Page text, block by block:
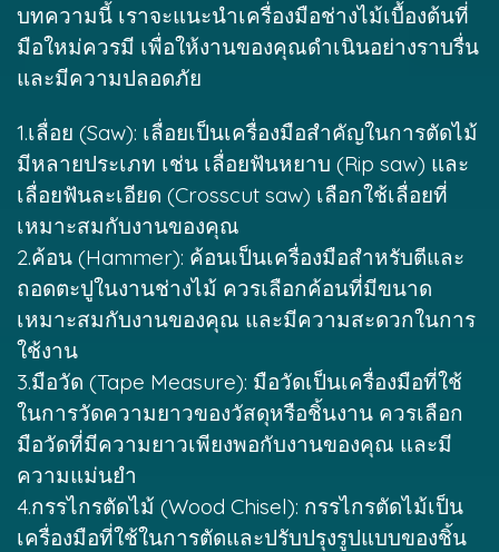
บทความนี้ เราจะแนะนำเครื่องมือช่างไม้เบื้องต้นที่
มือใหม่ควรมี เพื่อให้งานของคุณดำเนินอย่างราบรื่น
และมีความปลอดภัย
1.เลื่อย (Saw): เลื่อยเป็นเครื่องมือสำคัญในการตัดไม้
มีหลายประเภท เช่น เลื่อยฟันหยาบ (Rip saw) และ
เลื่อยฟันละเอียด (Crosscut saw) เลือกใช้เลื่อยที่
เหมาะสมกับงานของคุณ
2.ค้อน (Hammer): ค้อนเป็นเครื่องมือสำหรับตีและ
ถอดตะปูในงานช่างไม้ ควรเลือกค้อนที่มีขนาด
เหมาะสมกับงานของคุณ และมีความสะดวกในการ
ใช้งาน
3.มือวัด (Tape Measure): มือวัดเป็นเครื่องมือที่ใช้
ในการวัดความยาวของวัสดุหรือชิ้นงาน ควรเลือก
มือวัดที่มีความยาวเพียงพอกับงานของคุณ และมี
ความแม่นยำ
4.กรรไกรตัดไม้ (Wood Chisel): กรรไกรตัดไม้เป็น
เครื่องมือที่ใช้ในการตัดและปรับปรุงรูปแบบของชิ้น